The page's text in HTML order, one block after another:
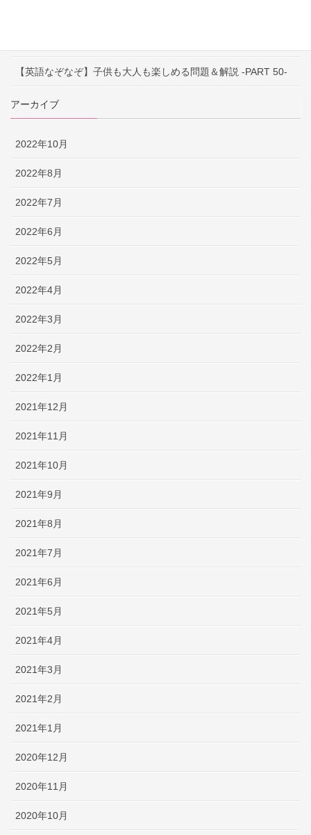
【英語なぞなぞ】子供も大人も楽しめる問題＆解説 -PART 50-
アーカイブ
2022年10月
2022年8月
2022年7月
2022年6月
2022年5月
2022年4月
2022年3月
2022年2月
2022年1月
2021年12月
2021年11月
2021年10月
2021年9月
2021年8月
2021年7月
2021年6月
2021年5月
2021年4月
2021年3月
2021年2月
2021年1月
2020年12月
2020年11月
2020年10月